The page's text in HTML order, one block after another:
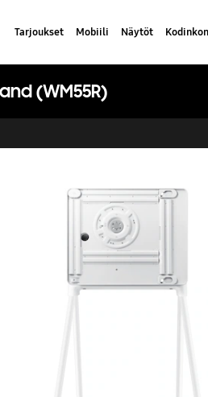
Tarjoukset Mobiili Näytöt
(WM55R)